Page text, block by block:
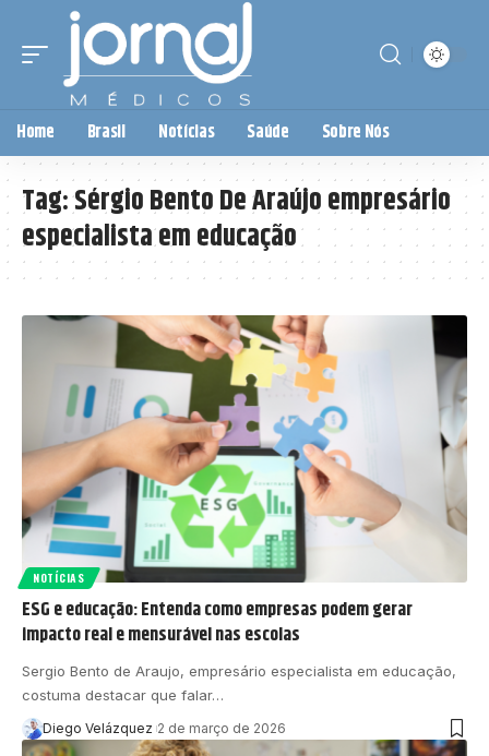
Home Brasil Notícias Saúde Sobre Nós
Tag:Sérgio Bento De Araújo empresário
especialista em educação
NOTÍCIAS
ESG e educação: Entenda como empresas podem gerar
impacto real e mensurável nas escolas
Sergio Bento de Araujo, empresário especialista em educação,
costuma destacar que falar…
Diego Velázquez 2 de março de 2026